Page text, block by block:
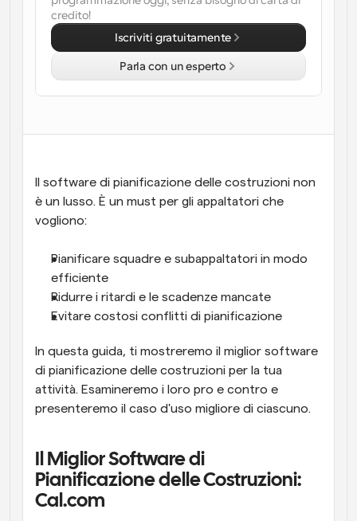
Programmazione potenziata con chiamate
Flussi di lavoro
Automatizzare la pianificazione e i promemoria
Blog
Rimani aggiornato con le ultime notizie e aggiornamenti
Link di Gruppo Dinamico
Prenota senza sforzo riunioni con più persone
Webhook
Ricevi una notifica quando succede qualcosa
Il software di pianificazione delle costruzioni non
è un lusso. È un must per gli appaltatori che
vogliono:
Pianificare squadre e subappaltatori in modo
efficiente
Ridurre i ritardi e le scadenze mancate
Evitare costosi conflitti di pianificazione
In questa guida, ti mostreremo il miglior software
di pianificazione delle costruzioni per la tua
attività. Esamineremo i loro pro e contro e
presenteremo il caso d'uso migliore di ciascuno.
Il Miglior Software di
Pianificazione delle Costruzioni:
Cal.com
credito!
Iscriviti gratuitamente
Parla con un esperto